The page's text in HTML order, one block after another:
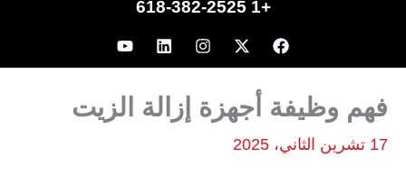
+1 618-382-2525
فهم وظيفة أجهزة إزالة الزيت
17 تشرين الثاني، 2025